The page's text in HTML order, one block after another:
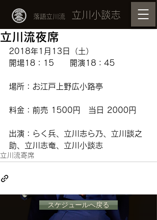
落語立川流 立川小談志
立川流夜席
2018年1月13日（土）
開場18：15　　開演18：45
場所：お江戸上野広小路亭
料金：前売 1500円　当日 2000円
出演：らく兵、立川志ら乃、立川談之
助、立川志奄、立川小談志
立川流寄席
スケジュールへ戻る